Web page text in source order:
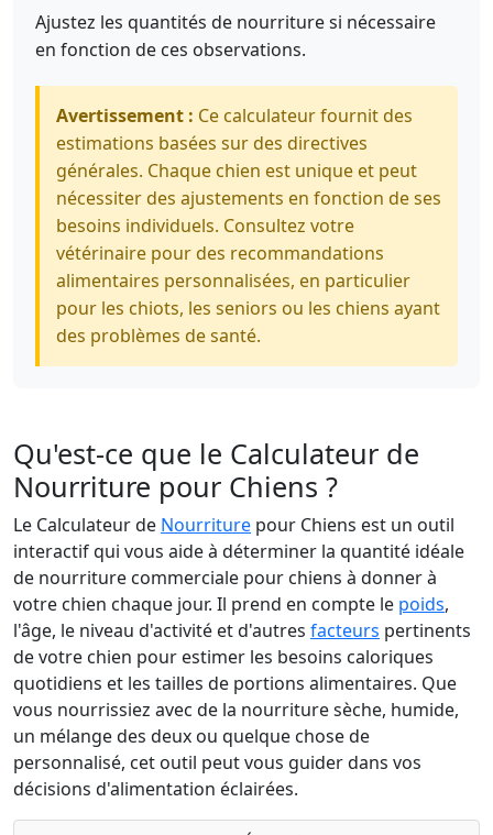
Ajustez les quantités de nourriture si nécessaire
en fonction de ces observations.
Avertissement : Ce calculateur fournit des
estimations basées sur des directives
générales. Chaque chien est unique et peut
nécessiter des ajustements en fonction de ses
besoins individuels. Consultez votre
vétérinaire pour des recommandations
alimentaires personnalisées, en particulier
pour les chiots, les seniors ou les chiens ayant
des problèmes de santé.
Qu'est-ce que le Calculateur de
Nourriture pour Chiens ?
Le Calculateur de Nourriture pour Chiens est un outil
interactif qui vous aide à déterminer la quantité idéale
de nourriture commerciale pour chiens à donner à
votre chien chaque jour. Il prend en compte le poids,
l'âge, le niveau d'activité et d'autres facteurs pertinents
de votre chien pour estimer les besoins caloriques
quotidiens et les tailles de portions alimentaires. Que
vous nourrissiez avec de la nourriture sèche, humide,
un mélange des deux ou quelque chose de
personnalisé, cet outil peut vous guider dans vos
décisions d'alimentation éclairées.